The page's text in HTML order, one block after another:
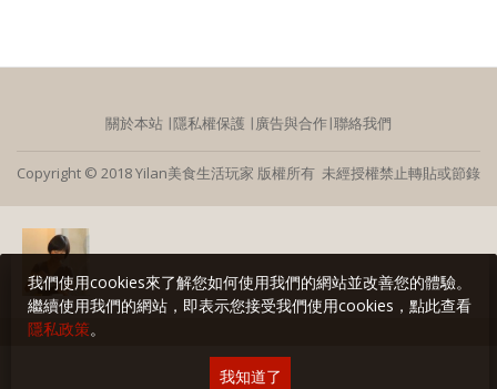
關於本站 ∣隱私權保護 ∣ 廣告與合作∣聯絡我們
Copyright © 2018 Yilan美食生活玩家 版權所有 未經授權禁止轉貼或節錄
我們使用cookies來了解您如何使用我們的網站並改善您的體驗。
繼續使用我們的網站，即表示您接受我們使用cookies，點此查看
隱私政策。
我知道了